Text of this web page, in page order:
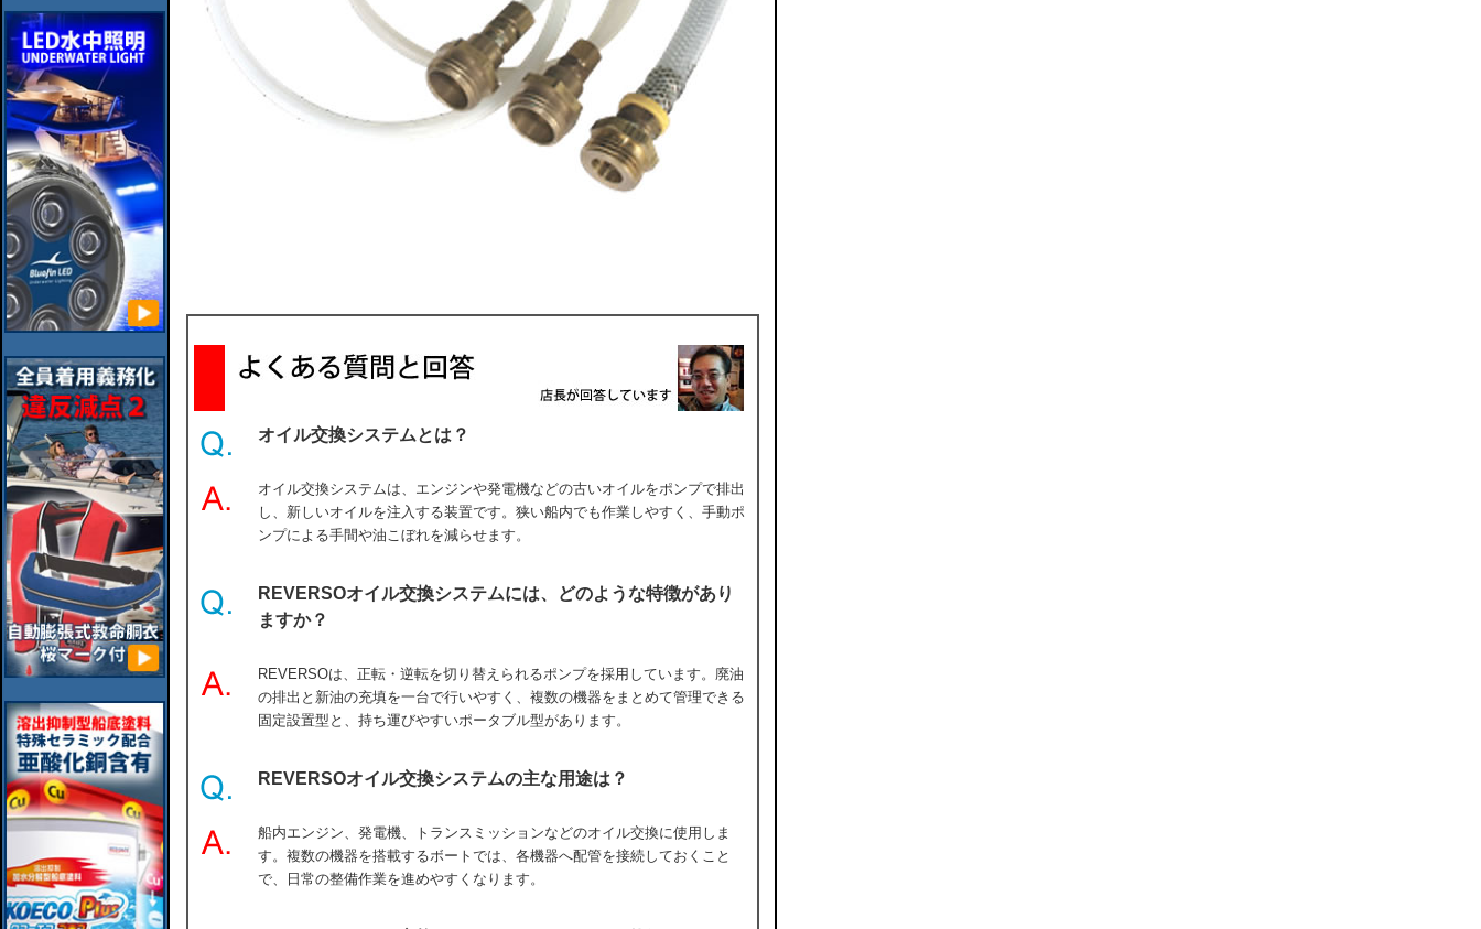
オイル交換システムとは？
オイル交換システムは、エンジンや発電機などの古いオイルをポンプで排出
し、新しいオイルを注入する装置です。狭い船内でも作業しやすく、手動ポ
ンプによる手間や油こぼれを減らせます。
REVERSOオイル交換システムには、どのような特徴があり
ますか？
REVERSOは、正転・逆転を切り替えられるポンプを採用しています。廃油
の排出と新油の充填を一台で行いやすく、複数の機器をまとめて管理できる
固定設置型と、持ち運びやすいポータブル型があります。
REVERSOオイル交換システムの主な用途は？
船内エンジン、発電機、トランスミッションなどのオイル交換に使用しま
す。複数の機器を搭載するボートでは、各機器へ配管を接続しておくこと
で、日常の整備作業を進めやすくなります。